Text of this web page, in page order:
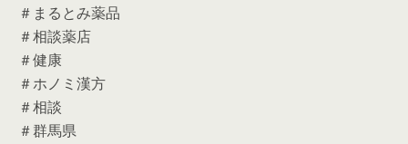
＃まるとみ薬品
＃相談薬店
＃健康
＃ホノミ漢方
＃相談
＃群馬県